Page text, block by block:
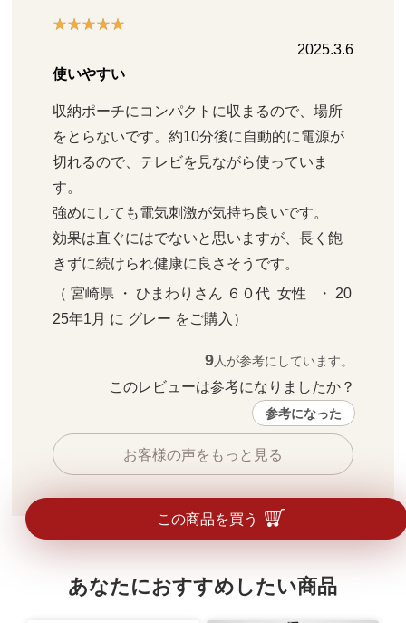
2025.3.6
使いやすい
収納ポーチにコンパクトに収まるので、場所
をとらないです。約10分後に自動的に電源が
切れるので、テレビを見ながら使っていま
す。
強めにしても電気刺激が気持ち良いです。
効果は直ぐにはでないと思いますが、長く飽
きずに続けられ健康に良さそうです。
（ 宮崎県 ・ ひまわりさん ６０代  女性   ・ 20
25年1月 に グレー をご購入）
9人が参考にしています。
このレビューは参考になりましたか？
参考になった
お客様の声をもっと見る
この商品を買う
あなたにおすすめしたい商品